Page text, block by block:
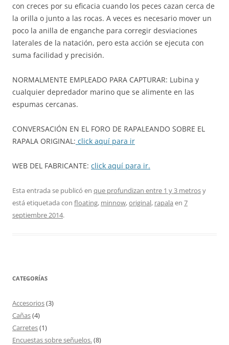
con creces por su eficacia cuando los peces cazan cerca de
la orilla o junto a las rocas. A veces es necesario mover un
poco la anilla de enganche para corregir desviaciones
laterales de la natación, pero esta acción se ejecuta con
suma facilidad y precisión.
NORMALMENTE EMPLEADO PARA CAPTURAR: Lubina y
cualquier depredador marino que se alimente en las
espumas cercanas.
CONVERSACIÓN EN EL FORO DE RAPALEANDO SOBRE EL
RAPALA ORIGINAL: click aquí para ir
WEB DEL FABRICANTE: click aquí para ir.
Esta entrada se publicó en que profundizan entre 1 y 3 metrosy
está etiquetada con floating, minnow,original, rapala en 7
septiembre 2014.
CATEGORÍAS
Accesorios(3)
Cañas(4)
Carretes(1)
Encuestas sobre señuelos.(8)